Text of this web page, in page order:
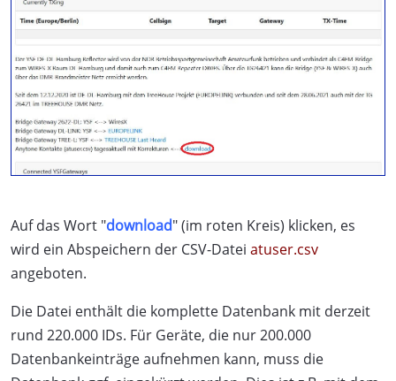
Auf das Wort "download" (im roten Kreis) klicken, es
wird ein Abspeichern der CSV-Datei atuser.csv
angeboten.
Die Datei enthält die komplette Datenbank mit derzeit
rund 220.000 IDs. Für Geräte, die nur 200.000
Datenbankeinträge aufnehmen kann, muss die